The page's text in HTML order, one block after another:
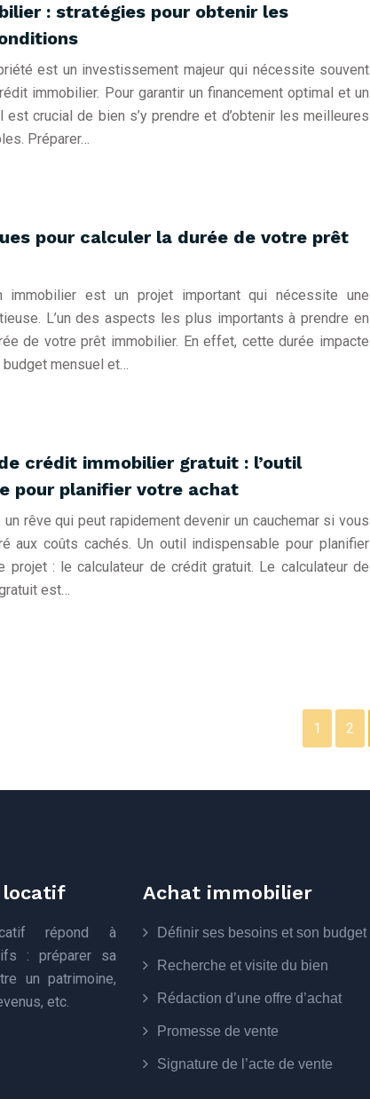
: stratégies pour obtenir les
est un investissement majeur qui nécessite souvent
immobilier. Pour garantir un financement optimal et un
crucial de bien s’y prendre et d’obtenir les meilleures
Préparer…
pour calculer la durée de votre prêt
immobilier est un projet important qui nécessite une
L’un des aspects les plus importants à prendre en
de votre prêt immobilier. En effet, cette durée impacte
mensuel et…
crédit immobilier gratuit : l’outil
pour planifier votre achat
rêve qui peut rapidement devenir un cauchemar si vous
aux coûts cachés. Un outil indispensable pour planifier
projet : le calculateur de crédit gratuit. Le calculateur de
est…
1 2
locatif
répond à
: préparer sa
un patrimoine,
etc.
Achat immobilier
Définir ses besoins et son budget
Recherche et visite du bien
Rédaction d’une offre d’achat
Promesse de vente
Signature de l’acte de vente